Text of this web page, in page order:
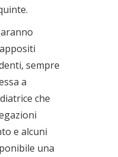
sempre
a
che
e alcuni
una